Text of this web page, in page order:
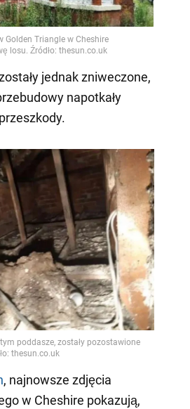
jednak zniweczone,
napotkały
, najnowsze zdjęcia
w Cheshire pokazują,